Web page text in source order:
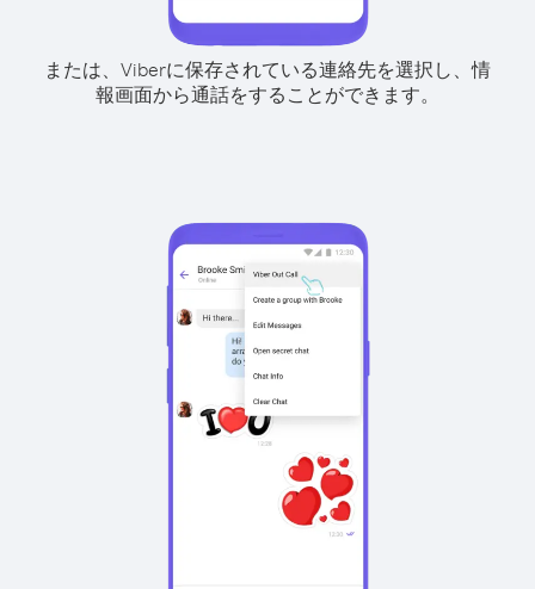
または、Viberに保存されている連絡先を選択し、情
報画面から通話をすることができます。